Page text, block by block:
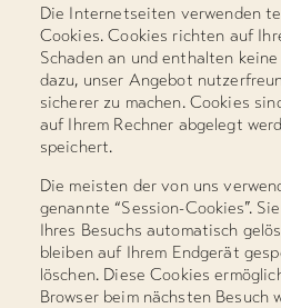
Die Internetseiten verwenden
Cookies. Cookies richten auf
Schaden an und enthalten
dazu, unser Angebot
sicherer zu machen. Cookies
auf Ihrem Rechner abgelegt
speichert.
Die meisten der von uns
genannte “Session-Cookies”.
Ihres Besuchs automatisch
bleiben auf Ihrem Endgerät
löschen. Diese Cookies
Browser beim nächsten Besuch